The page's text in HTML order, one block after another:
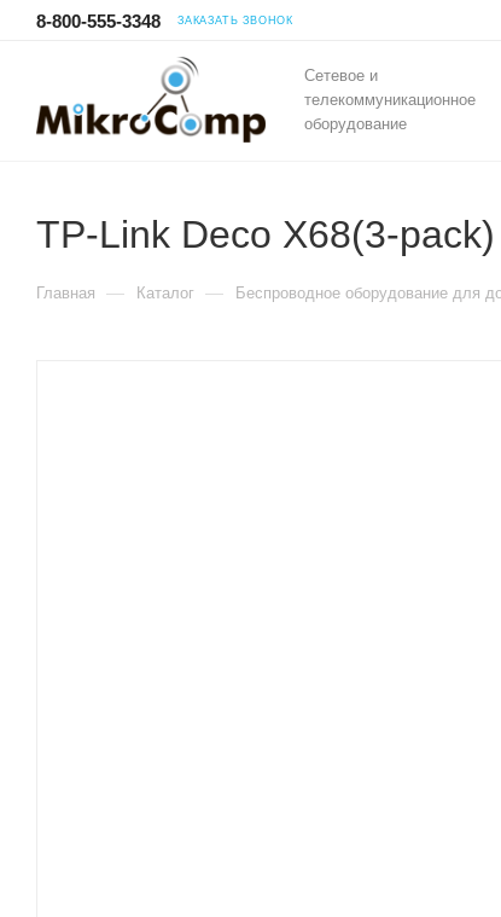
8-800-555-3348 ЗАКАЗАТЬ ЗВОНОК
Сетевое и
телекоммуникационное
оборудование
TP-Link Deco X68(3-pack)
Главная — Каталог — Беспроводное оборудование для